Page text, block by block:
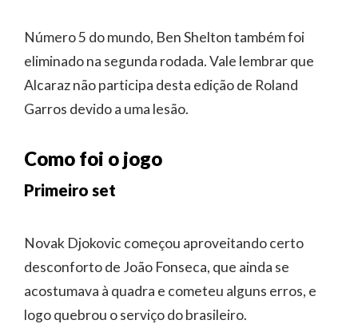
Número 5 do mundo, Ben Shelton também foi
eliminado na segunda rodada. Vale lembrar que
Alcaraz não participa desta edição de Roland
Garros devido a uma lesão.
Como foi o jogo
Primeiro set
Novak Djokovic começou aproveitando certo
desconforto de João Fonseca, que ainda se
acostumava à quadra e cometeu alguns erros, e
logo quebrou o serviço do brasileiro.